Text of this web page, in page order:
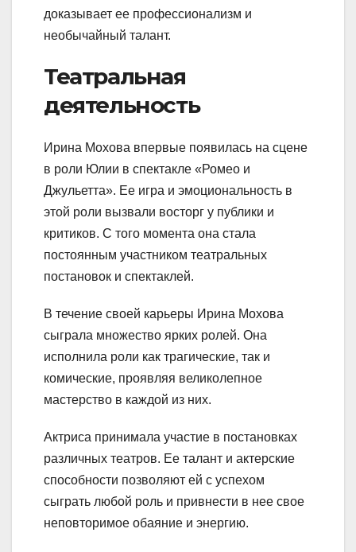
доказывает ее профессионализм и
необычайный талант.
Театральная
деятельность
Ирина Мохова впервые появилась на сцене
в роли Юлии в спектакле «Ромео и
Джульетта». Ее игра и эмоциональность в
этой роли вызвали восторг у публики и
критиков. С того момента она стала
постоянным участником театральных
постановок и спектаклей.
В течение своей карьеры Ирина Мохова
сыграла множество ярких ролей. Она
исполнила роли как трагические, так и
комические, проявляя великолепное
мастерство в каждой из них.
Актриса принимала участие в постановках
различных театров. Ее талант и актерские
способности позволяют ей с успехом
сыграть любой роль и привнести в нее свое
неповторимое обаяние и энергию.